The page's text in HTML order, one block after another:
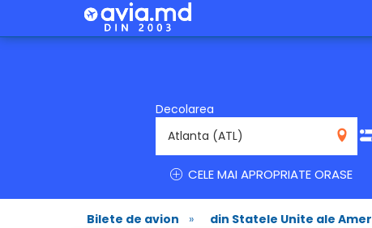
Decolarea
CELE MAI APROPRIATE ORASE
Bilete de avion » din Statele Unite ale